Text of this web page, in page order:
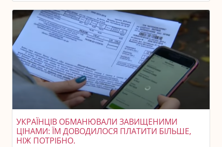
УКРАЇНЦІВ ОБМАНЮВАЛИ ЗАВИЩЕНИМИ
ЦІНАМИ: ЇМ ДОВОДИЛОСЯ ПЛАТИТИ БІЛЬШЕ,
НІЖ ПОТРІБНО.